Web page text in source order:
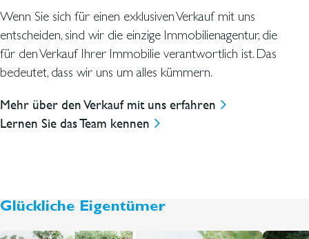
Wenn Sie sich für einen exklusiven Verkauf mit uns
entscheiden, sind wir die einzige Immobilienagentur, die
für den Verkauf Ihrer Immobilie verantwortlich ist. Das
bedeutet, dass wir uns um alles kümmern.
Mehr über den Verkauf mit uns erfahren
Lernen Sie das Team kennen
Glückliche Eigentümer